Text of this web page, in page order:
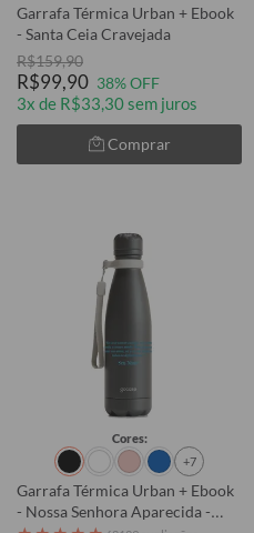
Garrafa Térmica Urban + Ebook
- Santa Ceia Cravejada
R$159,90
R$99,90 38% OFF
3x de R$33,30 sem juros
Comprar
Cores:
+7
Garrafa Térmica Urban + Ebook
- Nossa Senhora Aparecida -